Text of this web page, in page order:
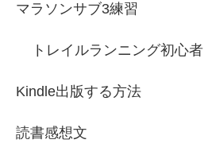
マラソンサブ3練習
トレイルランニング初心者
Kindle出版する方法
読書感想文